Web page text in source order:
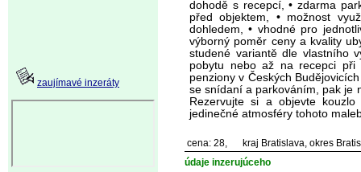
zaujímavé inzeráty
dohodě s recepcí, • zdarma
před objektem, • možnost
dohledem, • vhodné pro
výborný poměr ceny a kvality
studené variantě dle vlastního
pobytu nebo až na recepci při
penziony v Českých
se snídaní a parkováním, pak je
Rezervujte si a objevte
jedinečné atmosféry tohoto
cena: 28,
kraj Bratislava, okres
údaje inzerujúceho